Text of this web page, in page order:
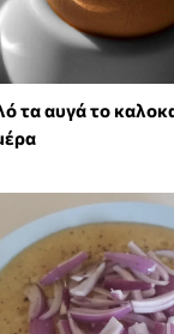
τα αυγά το